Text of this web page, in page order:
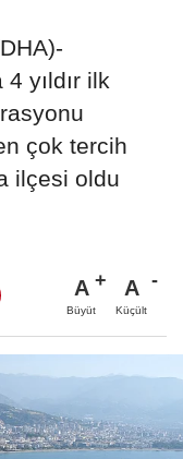
yıldır ilk
çok tercih
ilçesi oldu
A
Büyüt
A
Küçült